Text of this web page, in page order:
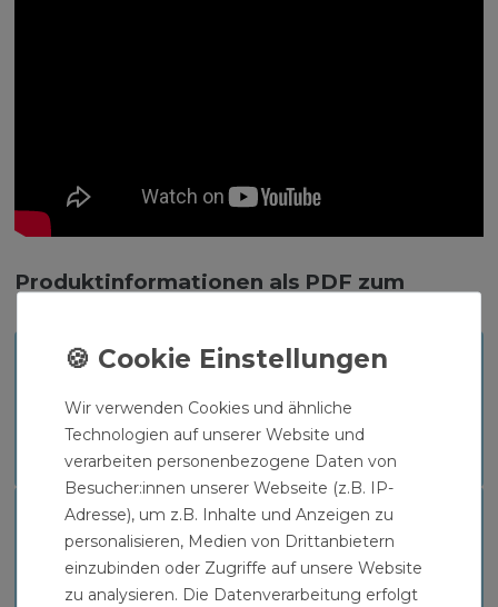
Produktinformationen als PDF zum
BETRIEBSANLEITUNG CALEFFI
Download
TECHNISCHES DATENBLATT CALEFFI
WASSERDRUCKMINDERER DN 15 1/2 ZOLL
Download
Wir verwenden Cookies und ähnliche
Technologien auf unserer Website und
verarbeiten personenbezogene Daten von
Besucher:innen unserer Webseite (z.B. IP-
Adresse), um z.B. Inhalte und Anzeigen zu
personalisieren, Medien von Drittanbietern
einzubinden oder Zugriffe auf unsere Website
zu analysieren. Die Datenverarbeitung erfolgt